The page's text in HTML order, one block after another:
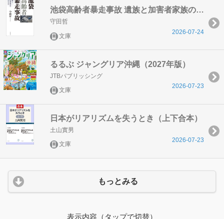
池袋高齢者暴走事故 遺族と加害者家族の2060日
守田哲
文庫
2026-07-24
るるぶ ジャングリア沖縄（2027年版）
JTBパブリッシング
文庫
2026-07-23
日本がリアリズムを失うとき（上下合本）
土山實男
文庫
2026-07-23
もっとみる
表示内容（タップで切替）